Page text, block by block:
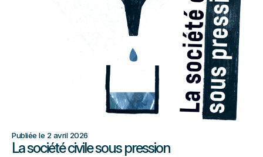
Publiée le 2 avril 2026
La société civile sous pression